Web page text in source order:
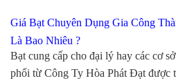
Giá Bạt Chuyên Dụng Gia Công
Là Bao Nhiêu ?
Bạt cung cấp cho đại lý hay các cơ
phối từ Công Ty Hòa Phát Đạt được